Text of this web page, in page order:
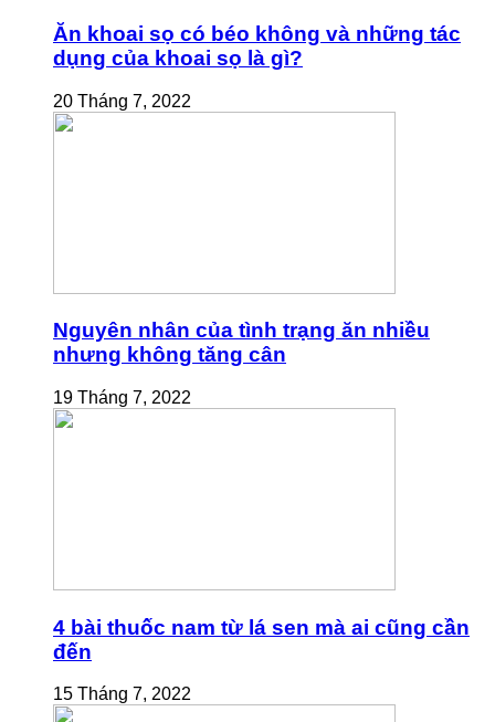
Ăn khoai sọ có béo không và những tác
dụng của khoai sọ là gì?
20 Tháng 7, 2022
Nguyên nhân của tình trạng ăn nhiều
nhưng không tăng cân
19 Tháng 7, 2022
4 bài thuốc nam từ lá sen mà ai cũng cần
đến
15 Tháng 7, 2022